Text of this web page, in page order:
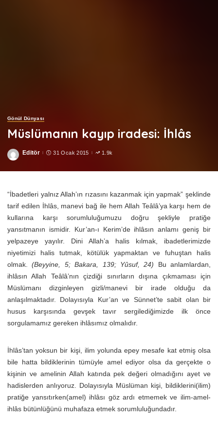
Gönül Dünyası
Müslümanın kayıp iradesi: İhlâs
Posted
Editör 31 Ocak 2015 1.9k
“İbadetleri yalnız Allah’ın rızasını kazanmak için yapmak” şeklinde
tarif edilen İhlâs, manevi bağ ile hem Allah Teâlâ’ya karşı hem de
kullarına karşı sorumluluğumuzu doğru şekliyle pratiğe
yansıtmanın ismidir. Kur’an-ı Kerim’de ihlâsın anlamı geniş bir
yelpazeye yayılır. Dini Allah’a halis kılmak, ibadetlerimizde
niyetimizi halis tutmak, kötülük yapmaktan ve fuhuştan halis
olmak.(Beyyine, 5; Bakara, 139; Yûsuf, 24) Bu anlamlardan,
ihlâsın Allah Teâlâ’nın çizdiği sınırların dışına çıkmaması için
Müslümanı dizginleyen gizli/manevi bir irade olduğu da
anlaşılmaktadır. Dolayısıyla Kur’an ve Sünnet’te sabit olan bir
husus karşısında gevşek tavır sergilediğimizde ilk önce
sorgulamamız gereken ihlâsımız olmalıdır.
İhlâs’tan yoksun bir kişi, ilim yolunda epey mesafe kat etmiş olsa
bile hatta bildiklerinin tümüyle amel ediyor olsa da gerçekte o
kişinin ve amelinin Allah katında pek değeri olmadığını ayet ve
hadislerden anlıyoruz. Dolayısıyla Müslüman kişi, bildiklerini(ilim)
pratiğe yansıtırken(amel) ihlâsı göz ardı etmemek ve ilim-amel-
ihlâs bütünlüğünü muhafaza etmek sorumluluğundadır.